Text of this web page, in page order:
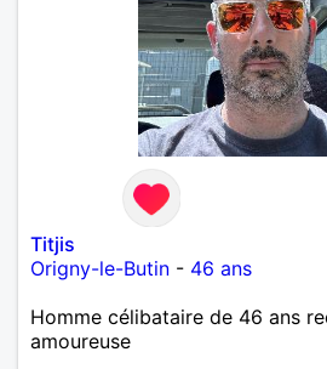
Titjis
Origny-le-Butin - 46 ans
Homme célibataire de 46 ans
amoureuse